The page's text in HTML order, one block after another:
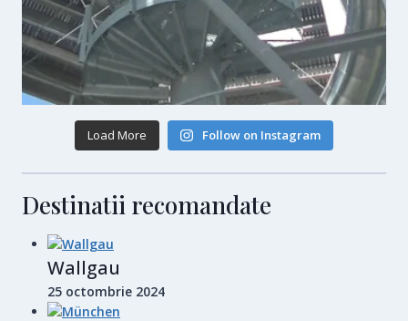
Load More Follow on Instagram
Destinatii recomandate
Wallgau
25 octombrie 2024